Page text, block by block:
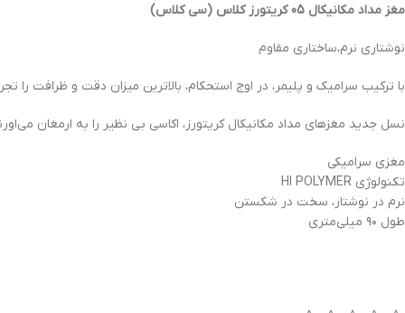
مغز مداد مکانیکال 05 کریتورز کلاس (سی کلاس)
نوشتاری نرم،‌ساختاری مقاوم
با ترکیب سرامیک و پلیمر، در اوج استحکام، بالاترین میزان دقت و ظرافت را
نسل جدید مغز‌های مداد مکانیکال کریتورز، اکاسی بی نظیر را به ارمغان
مغزی سرامیکی
تکنولوژی HI POLYMER
نرم در نوشتار، سخت در شکستن
طول ۹۰ میلی‌متری